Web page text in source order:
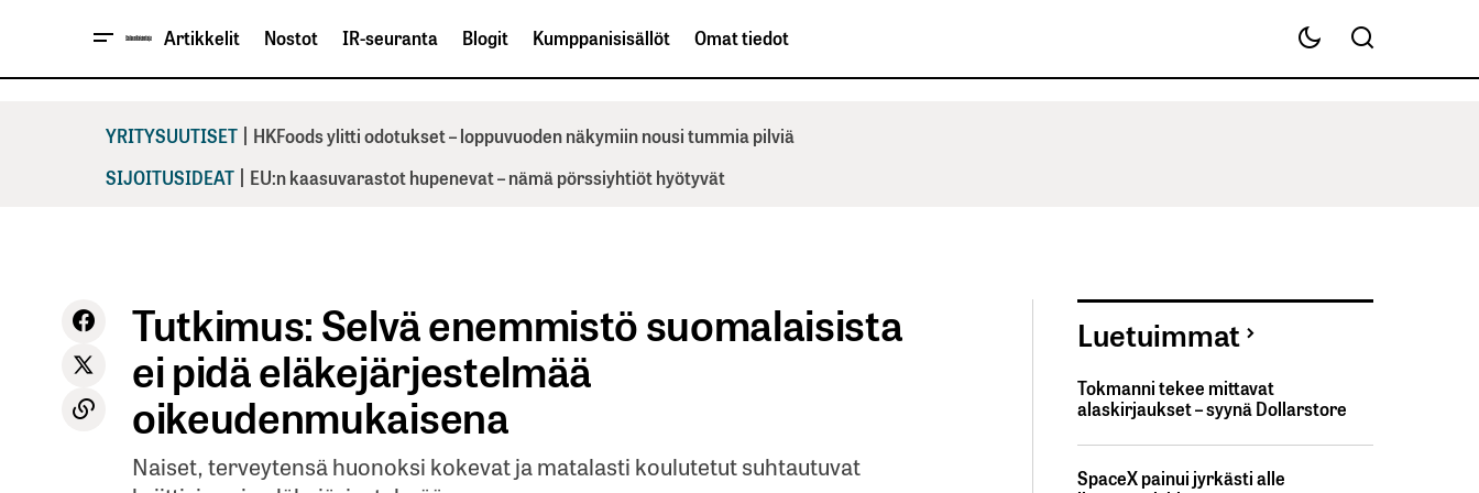
Artikkelit Nostot IR-seuranta Blogit Kumppanisisällöt Omat tiedot
YRITYSUUTISET | HKFoods ylitti odotukset – loppuvuoden näkymiin nousi tummia pilviä
SIJOITUSIDEAT | EU:n kaasuvarastot hupenevat – nämä pörssiyhtiöt hyötyvät
Tutkimus: Selvä enemmistö suomalaisista
ei pidä eläkejärjestelmää
oikeudenmukaisena
Naiset, terveytensä huonoksi kokevat ja matalasti koulutetut suhtautuvat
Luetuimmat
Tokmanni tekee mittavat
alaskirjaukset – syynä Dollarstore
SpaceX painui jyrkästi alle